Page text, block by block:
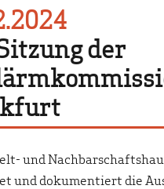
der
und
und dokumentiert die